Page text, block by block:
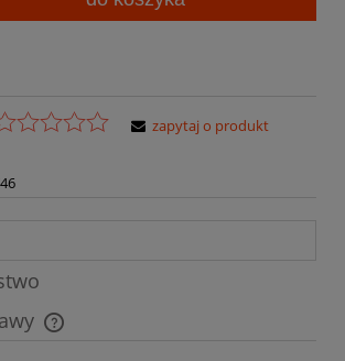
zapytaj o produkt
ewentualnych kosztów płatności